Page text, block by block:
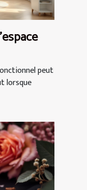
peut
lorsque